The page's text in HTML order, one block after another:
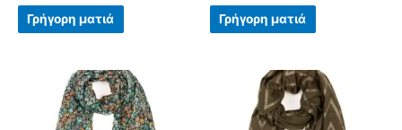
Γρήγορη ματιά Γρήγορη ματιά